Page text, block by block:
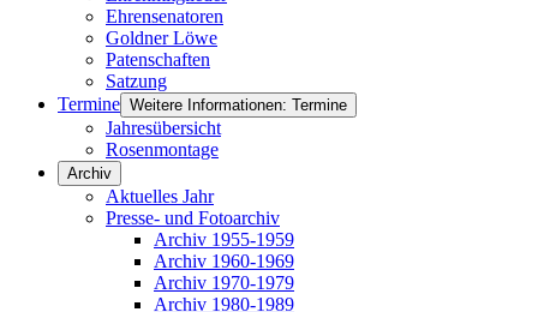
Ehrensenatoren
Goldner Löwe
Patenschaften
Satzung
Termine Weitere Informationen: Termine
Jahresübersicht
Rosenmontage
Archiv
Aktuelles Jahr
Presse- und Fotoarchiv
Archiv 1955-1959
Archiv 1960-1969
Archiv 1970-1979
Archiv 1980-1989